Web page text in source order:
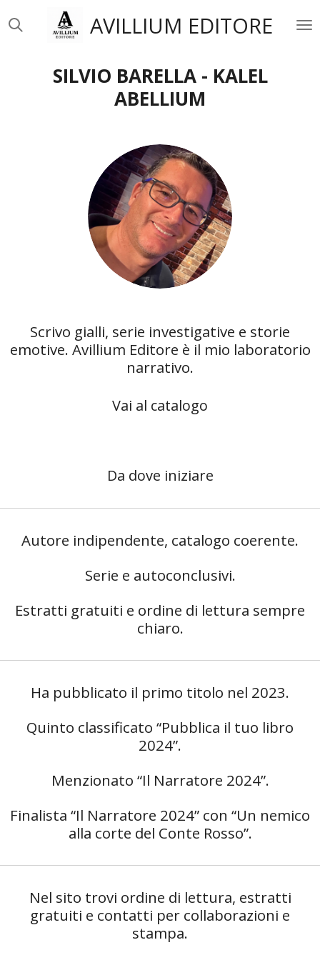
al
AVILLIUM EDITORE
SILVIO BARELLA - KALEL
ABELLIUM
Scrivo gialli, serie investigative e storie
emotive. Avillium Editore è il mio laboratorio
narrativo.
Vai al catalogo
Da dove iniziare
Autore indipendente, catalogo coerente.
Serie e autoconclusivi.
Estratti gratuiti e ordine di lettura sempre
chiaro.
Ha pubblicato il primo titolo nel 2023.
Quinto classificato “Pubblica il tuo libro
2024”.
Menzionato “Il Narratore 2024”.
Finalista “Il Narratore 2024” con “Un nemico
alla corte del Conte Rosso”.
Nel sito trovi ordine di lettura, estratti
gratuiti e contatti per collaborazioni e
stampa.